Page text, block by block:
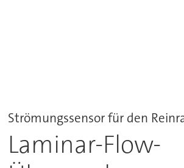
Strömungssensor für den
Laminar-Flow-